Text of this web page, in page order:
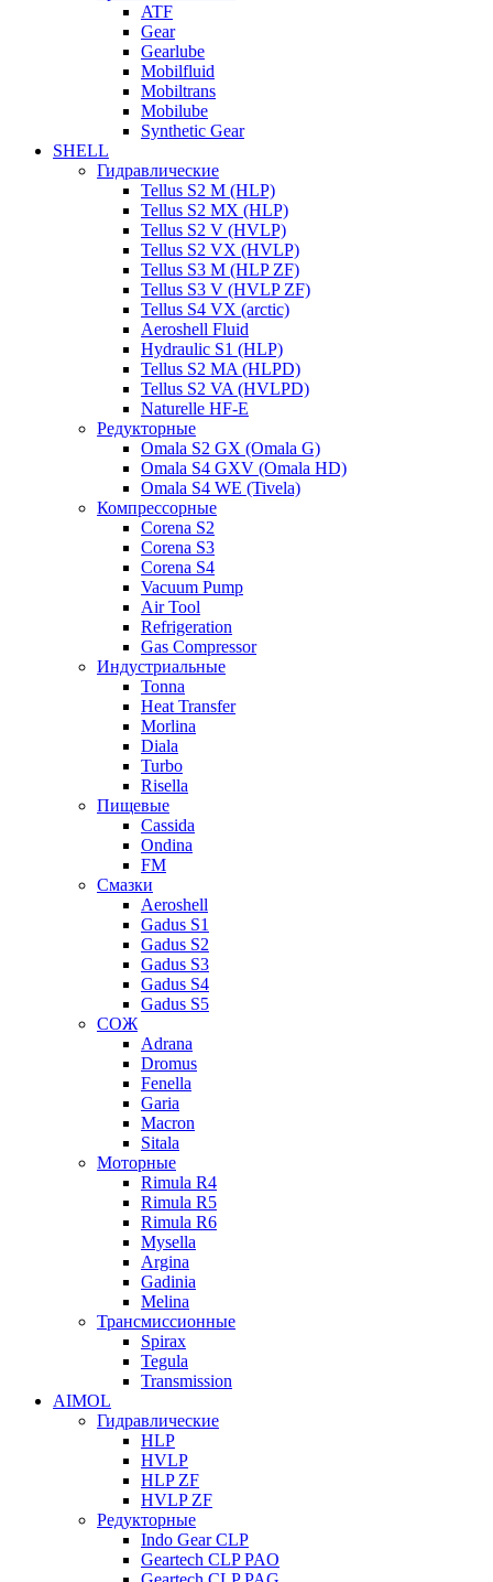
ATF
Gear
Gearlube
Mobilfluid
Mobiltrans
Mobilube
Synthetic Gear
SHELL
Гидравлические
Tellus S2 M (HLP)
Tellus S2 MХ (HLP)
Tellus S2 V (HVLP)
Tellus S2 VX (HVLP)
Tellus S3 M (HLP ZF)
Tellus S3 V (HVLP ZF)
Tellus S4 VX (arctic)
Aeroshell Fluid
Hydraulic S1 (HLP)
Tellus S2 MA (HLPD)
Tellus S2 VA (HVLPD)
Naturelle HF-E
Редукторные
Omala S2 GX (Omala G)
Omala S4 GXV (Omala HD)
Omala S4 WE (Tivela)
Компрессорные
Corena S2
Corena S3
Corena S4
Vacuum Pump
Air Tool
Refrigeration
Gas Compressor
Индустриальные
Tonna
Heat Transfer
Morlina
Diala
Turbo
Risella
Пищевые
Cassida
Ondina
FM
Смазки
Aeroshell
Gadus S1
Gadus S2
Gadus S3
Gadus S4
Gadus S5
СОЖ
Adrana
Dromus
Fenella
Garia
Macron
Sitala
Моторные
Rimula R4
Rimula R5
Rimula R6
Mysella
Argina
Gadinia
Melina
Трансмиссионные
Spirax
Tegula
Transmission
AIMOL
Гидравлические
HLP
HVLP
HLP ZF
HVLP ZF
Редукторные
Indo Gear CLP
Geartech CLP PAO